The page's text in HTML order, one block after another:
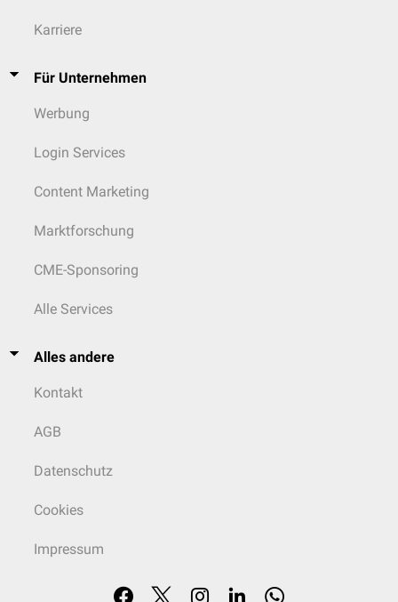
Karriere
Für Unternehmen
Werbung
Login Services
Content Marketing
Marktforschung
CME-Sponsoring
Alle Services
Alles andere
Kontakt
AGB
Datenschutz
Cookies
Impressum